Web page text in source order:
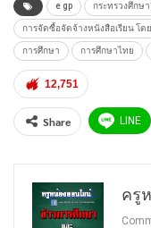
e gp กระทรวงศึกษ
การจัดซื้อจัดจ้างหนังสือเรียน โด
การศึกษา การศึกษาไทย
12,751
Share LINE
ครู